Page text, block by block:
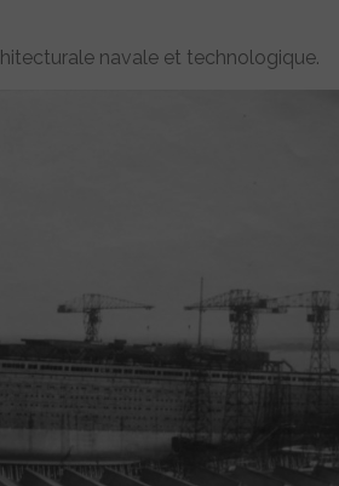
navale et technologique.